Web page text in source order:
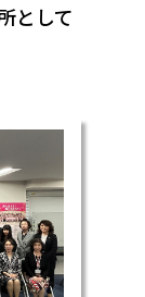
として